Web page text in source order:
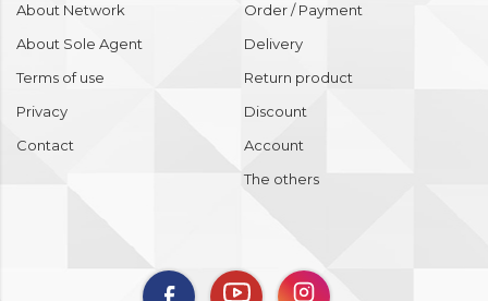
About Network
About Sole Agent
Terms of use
Privacy
Contact
Order / Payment
Delivery
Return product
Discount
Account
The others